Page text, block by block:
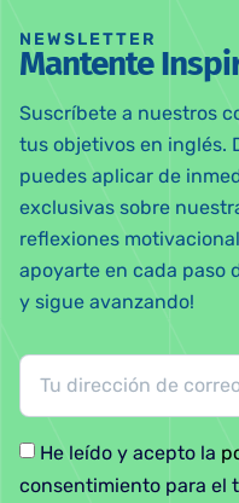
NEWSLETTER
Mantente
Suscríbete a nuestros
tus objetivos en inglés.
puedes aplicar de
exclusivas sobre
reflexiones
apoyarte en cada paso
y sigue avanzando!
He leído y acepto la
consentimiento para el